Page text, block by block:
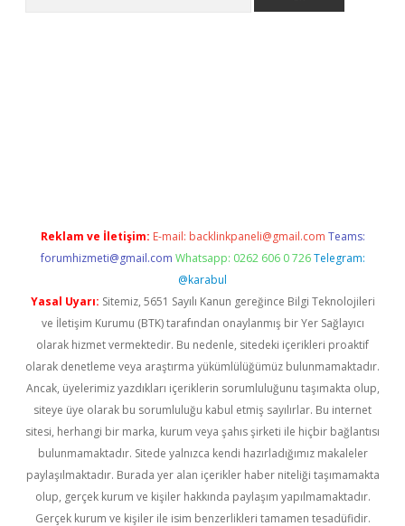
Reklam ve İletişim: E-mail: backlinkpaneli@gmail.com Teams:
forumhizmeti@gmail.com Whatsapp: 0262 606 0 726 Telegram:
@karabul
Yasal Uyarı: Sitemiz, 5651 Sayılı Kanun gereğince Bilgi Teknolojileri
ve İletişim Kurumu (BTK) tarafından onaylanmış bir Yer Sağlayıcı
olarak hizmet vermektedir. Bu nedenle, sitedeki içerikleri proaktif
olarak denetleme veya araştırma yükümlülüğümüz bulunmamaktadır.
Ancak, üyelerimiz yazdıkları içeriklerin sorumluluğunu taşımakta olup,
siteye üye olarak bu sorumluluğu kabul etmiş sayılırlar. Bu internet
sitesi, herhangi bir marka, kurum veya şahıs şirketi ile hiçbir bağlantısı
bulunmamaktadır. Sitede yalnızca kendi hazırladığımız makaleler
paylaşılmaktadır. Burada yer alan içerikler haber niteliği taşımamakta
olup, gerçek kurum ve kişiler hakkında paylaşım yapılmamaktadır.
Gerçek kurum ve kişiler ile isim benzerlikleri tamamen tesadüfidir.